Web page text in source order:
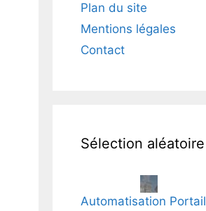
Plan du site
Mentions légales
Contact
Sélection aléatoire
Automatisation Portail